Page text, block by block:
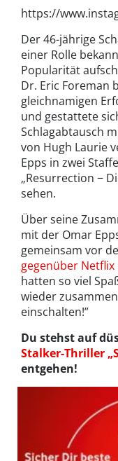
https://
Der 46-jährige
einer Rolle
Popularität
Dr. Eric Foreman
gleichnamigen
und gestattete
Schlagabtausch
von Hugh Laurie
Epps in zwei
„Resurrection −
sehen.
Über seine
mit der Omar
gemeinsam vor
gegenüber Netflix
hatten so viel
wieder
einschalten!”
Du stehst auf
Stalker-Thriller
entgehen!